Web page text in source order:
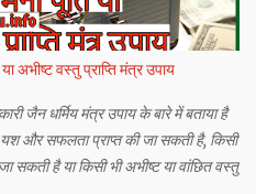
अभीष्ट वस्तु प्राप्ति मंत्र उपाय
जैन धर्मिय मंत्र उपाय के बारे में बताया है
और सफलता प्राप्त की जा सकती है, किसी
सकती है या किसी भी अभीष्ट या वांछित वस्तु